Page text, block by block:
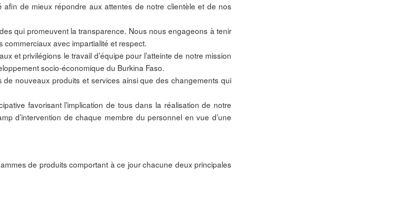
de mieux répondre aux attentes de notre clientèle et de nos
qui promeuvent la transparence. Nous nous engageons à tenir
avec impartialité et respect.
et privilégions le travail d’équipe pour l’atteinte de notre mission
socio-économique du Burkina Faso.
nouveaux produits et services ainsi que des changements qui
favorisant l’implication de tous dans la réalisation de notre
d’intervention de chaque membre du personnel en vue d’une
de produits comportant à ce jour chacune deux principales